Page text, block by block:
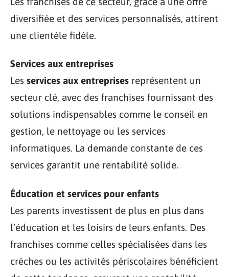
diversifiée et des services personnalisés, attirent
une clientèle fidèle.
Services aux entreprises
Les services aux entreprises représentent un
secteur clé, avec des franchises fournissant des
solutions indispensables comme le conseil en
gestion, le nettoyage ou les services
informatiques. La demande constante de ces
services garantit une rentabilité solide.
Éducation et services pour enfants
Les parents investissent de plus en plus dans
l’éducation et les loisirs de leurs enfants. Des
franchises comme celles spécialisées dans les
crèches ou les activités périscolaires bénéficient